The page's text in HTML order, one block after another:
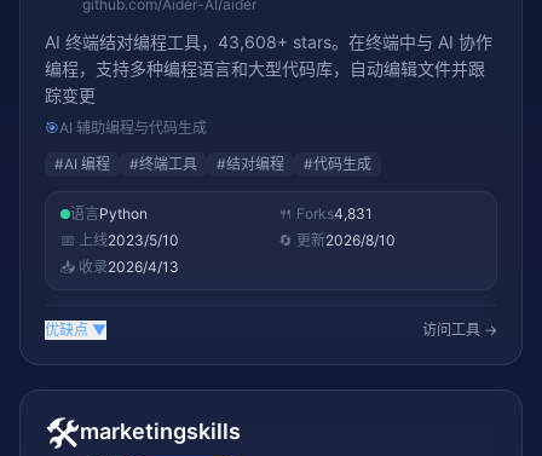
github.com/Aider-AI/aider
AI 终端结对编程工具，43,608+ stars。在终端中与 AI 协作
编程，支持多种编程语言和大型代码库，自动编辑文件并跟
踪变更
🎯AI 辅助编程与代码生成
#AI 编程 #终端工具 #结对编程 #代码生成
语言Python 🍴 Forks4,831
📅 上线2023/5/10 🔄 更新2026/8/10
📥 收录2026/4/13
优缺点 ▼ 访问工具 →
🛠️marketingskills